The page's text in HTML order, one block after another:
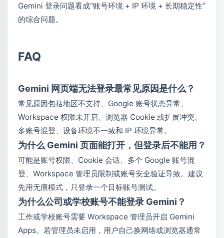
Gemini 登录问题看成“账号环境 + IP 环境 + 长期稳定性”
的综合问题。
FAQ
Gemini 网页端无法登录最常见原因是什么？
常见原因包括地区不支持、Google 账号状态异常、
Workspace 权限未开启、浏览器 Cookie 或扩展冲突、
多账号混登、设备环境不一致和 IP 环境异常。
为什么 Gemini 页面能打开，但登录后不能用？
可能是账号权限、Cookie 会话、多个 Google 账号混
登、Workspace 管理员限制或账号安全验证导致。建议
先用无痕模式，只登录一个目标账号测试。
为什么公司或学校账号不能登录 Gemini？
工作或学校账号需要 Workspace 管理员开启 Gemini
Apps。若管理员未启用，用户自己换网络或浏览器通常